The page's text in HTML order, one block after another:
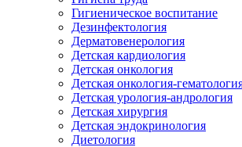
Гигиеническое воспитание
Дезинфектология
Дерматовенерология
Детская кардиология
Детская онкология
Детская онкология-
Детская урология-андрология
Детская хирургия
Детская эндокринология
Диетология